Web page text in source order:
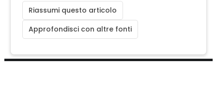
Riassumi questo articolo
Approfondisci con altre fonti